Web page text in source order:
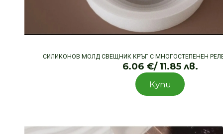
СИЛИКОНОВ МОЛД СВЕЩНИК КРЪГ С МНОГОСТЕПЕНЕН
6.06 €/ 11.85 лв.
Купи